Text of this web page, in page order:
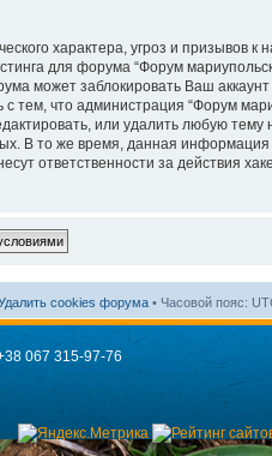
характера, угроз и призывов к
для форума “Форум
может заблокировать Ваш аккаунт
тем, что администрация “Форум
или удалить любую тему
В то же время, данная информация
ответственности за действия
cookies форума • Часовой пояс:
067 315-97-76